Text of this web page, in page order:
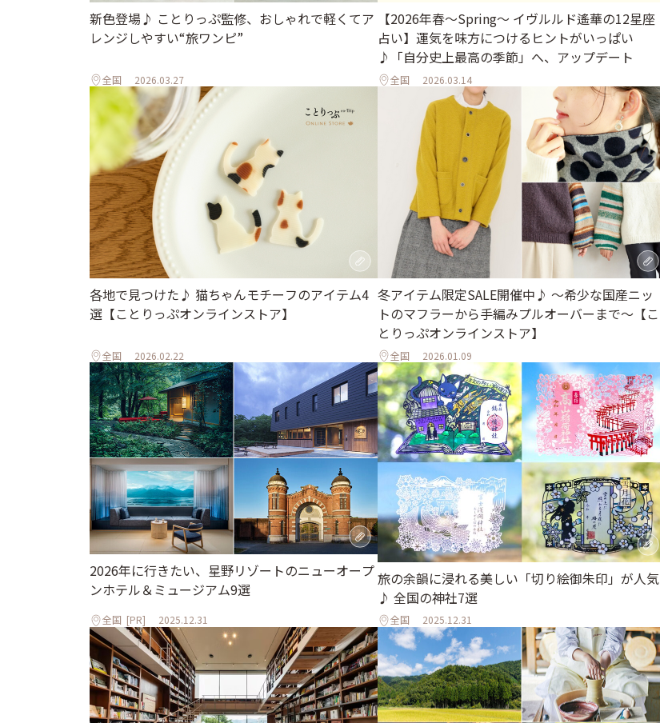
新色登場♪ ことりっぷ監修、おしゃれで軽くてア
レンジしやすい“旅ワンピ”
全国 2026.03.27
【2026年春～Spring～ イヴルルド遙華の12星座
占い】運気を味方につけるヒントがいっぱい
♪「自分史上最高の季節」へ、アップデート
全国 2026.03.14
各地で見つけた♪ 猫ちゃんモチーフのアイテム4
選【ことりっぷオンラインストア】
全国 2026.02.22
冬アイテム限定SALE開催中♪ ～希少な国産ニッ
トのマフラーから手編みプルオーバーまで～【こ
とりっぷオンラインストア】
全国 2026.01.09
2026年に行きたい、星野リゾートのニューオープ
ンホテル＆ミュージアム9選
全国 [PR] 2025.12.31
旅の余韻に浸れる美しい「切り絵御朱印」が人気
♪ 全国の神社7選
全国 2025.12.31